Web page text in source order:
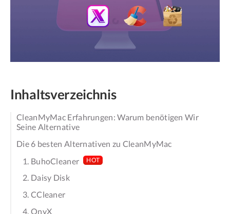
Inhaltsverzeichnis
CleanMyMac Erfahrungen: Warum benötigen Wir
Seine Alternative
Die 6 besten Alternativen zu CleanMyMac
1. BuhoCleaner
HOT
2. Daisy Disk
3. CCleaner
4. OnyX